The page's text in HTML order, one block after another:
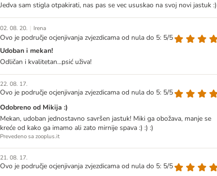
Jedva sam stigla otpakirati, nas pas se vec ususkao na svoj novi jastuk :)
02. 08. 20. | Irena
Ovo je područje ocjenjivanja zvjezdicama od nula do 5: 5/5
Udoban i mekan!
Odličan i kvalitetan...psić uživa!
22. 08. 17.
Ovo je područje ocjenjivanja zvjezdicama od nula do 5: 5/5
Odobreno od Mikija :)
Mekan, udoban jednostavno savršen jastuk! Miki ga obožava, manje se
kreće od kako ga imamo ali zato mirnije spava :) :) :)
Prevedeno sa zooplus.it
21. 08. 17.
Ovo je područje ocjenjivanja zvjezdicama od nula do 5: 5/5